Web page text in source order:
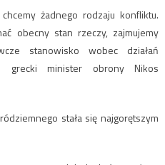
żadnego rodzaju konfliktu.
obecny stan rzeczy, zajmujemy
stanowisko wobec działań
grecki minister obrony Nikos
stała się najgorętszym